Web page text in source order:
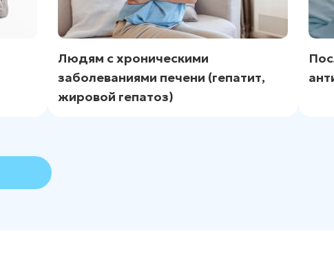
Людям с хроническими
заболеваниями печени (гепатит,
жировой гепатоз)